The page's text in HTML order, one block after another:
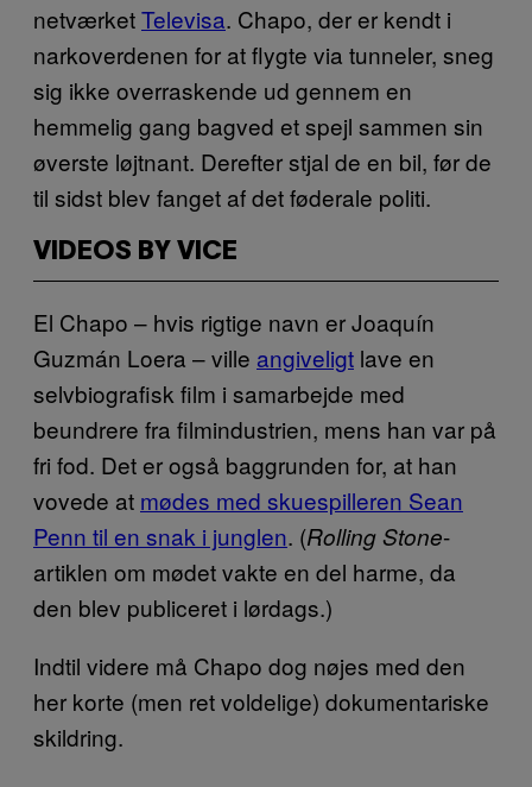
netværketTelevisa. Chapo, der er kendt i
narkoverdenen for at flygte via tunneler, sneg
sig ikke overraskende ud gennem en
hemmelig gang bagved et spejl sammen sin
øverste løjtnant. Derefter stjal de en bil, før de
til sidst blev fanget af det føderale politi.
VIDEOS BY VICE
El Chapo – hvis rigtige navn er Joaquín
Guzmán Loera – ville angiveligt lave en
selvbiografisk film i samarbejde med
beundrere fra filmindustrien, mens han var på
fri fod. Det er også baggrunden for, at han
vovede at mødes med skuespilleren Sean
Penn til en snak i junglen. (Rolling Stone-
artiklen om mødet vakte en del harme, da
den blev publiceret i lørdags.)
Indtil videre må Chapo dog nøjes med den
her korte (men ret voldelige) dokumentariske
skildring.